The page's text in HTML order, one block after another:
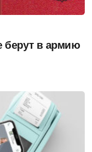
берут в армию